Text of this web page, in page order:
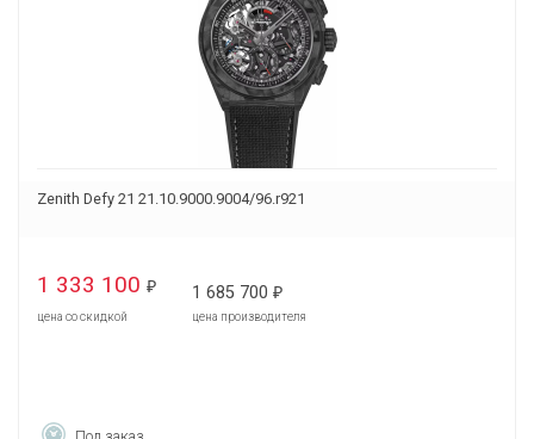
Zenith Defy 21 21.10.9000.9004/96.r921
1 333 100 ₽
цена со скидкой
1 685 700 ₽
цена производителя